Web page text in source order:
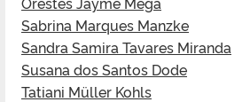
Sabrina Marques Manzke
Sandra Samira Tavares Miranda
Susana dos Santos Dode
Tatiani Müller Kohls